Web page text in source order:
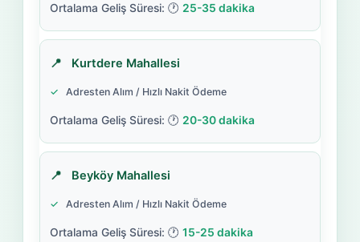
25-35 dakika
Kurtdere Mahallesi
Adresten Alım / Hızlı Nakit Ödeme
20-30 dakika
Beyköy Mahallesi
Adresten Alım / Hızlı Nakit Ödeme
15-25 dakika